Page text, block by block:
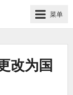
菜单
改为国